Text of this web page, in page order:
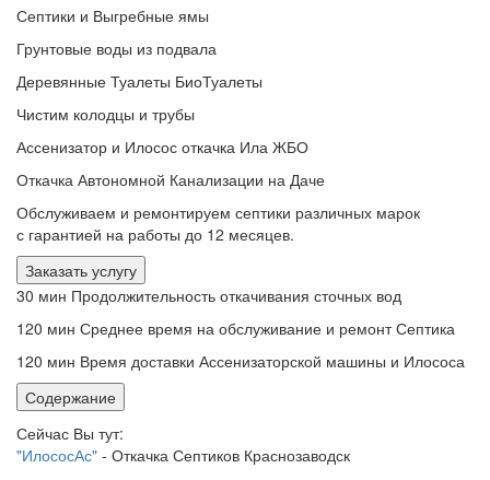
Септики и Выгребные ямы
Грунтовые воды из подвала
Деревянные Туалеты БиоТуалеты
Чистим колодцы и трубы
Ассенизатор и Илосос откачка Ила ЖБО
Откачка Автономной Канализации на Даче
Обслуживаем и ремонтируем септики различных марок
с гарантией на работы до 12 месяцев.
Заказать услугу
30 мин Продолжительность откачивания сточных вод
120 мин Среднее время на обслуживание и ремонт Септика
120 мин Время доставки Ассенизаторской машины и Илососа
Содержание
Сейчас Вы тут:
"ИлососАс" - Откачка Септиков Краснозаводск